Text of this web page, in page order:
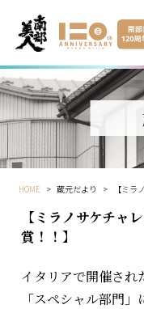
HOME > 蔵元だより > 【ミラ
【ミラノサケチャ
賞！！】
イタリアで開催され
「スペシャル部門